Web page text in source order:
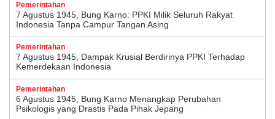
Pemerintahan
7 Agustus 1945, Bung Karno: PPKI Milik Seluruh Rakyat
Indonesia Tanpa Campur Tangan Asing
Pemerintahan
7 Agustus 1945, Dampak Krusial Berdirinya PPKI Terhadap
Kemerdekaan Indonesia
Pemerintahan
6 Agustus 1945, Bung Karno Menangkap Perubahan
Psikologis yang Drastis Pada Pihak Jepang